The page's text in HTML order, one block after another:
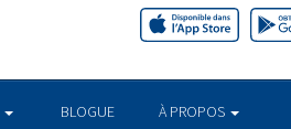
BLOGUE À PROPOS